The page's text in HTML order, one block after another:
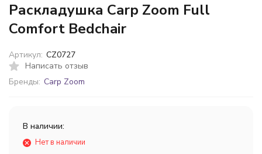
Раскладушка Carp Zoom Full
Comfort Bedchair
Написать отзыв
Бренды: Carp Zoom
Артикул: CZ0727
В наличии:
Нет в наличии